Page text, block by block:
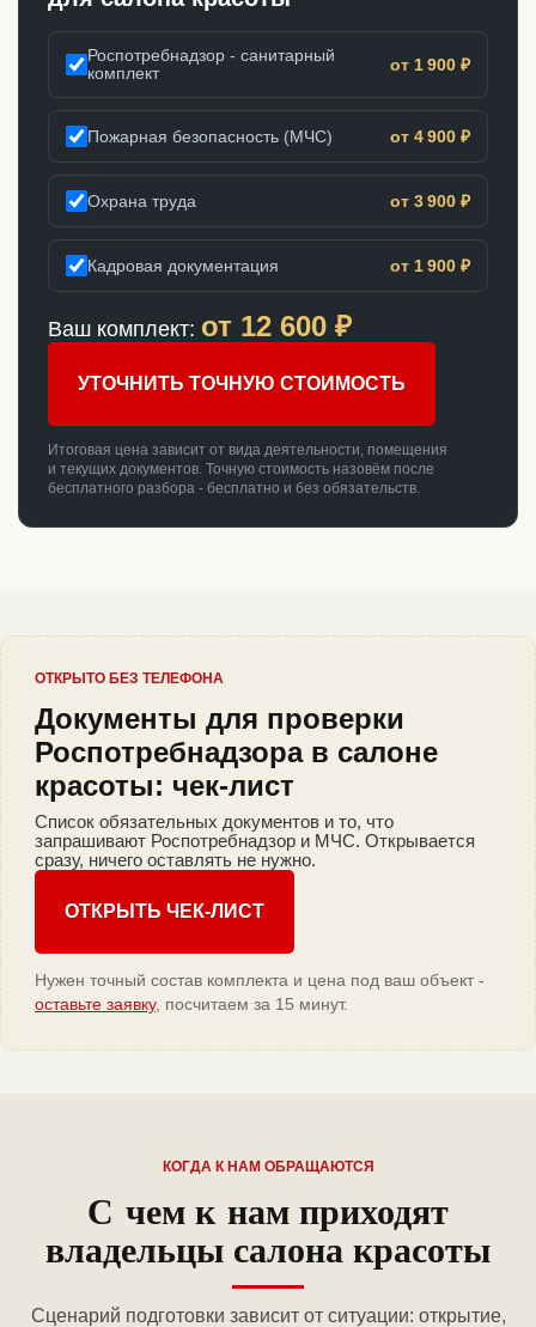
Роспотребнадзор - санитарный
комплект
от 1 900 ₽
Пожарная безопасность (МЧС) от 4 900 ₽
Охрана труда от 3 900 ₽
Кадровая документация от 1 900 ₽
Ваш комплект: от 12 600 ₽
УТОЧНИТЬ ТОЧНУЮ СТОИМОСТЬ
Итоговая цена зависит от вида деятельности, помещения
и текущих документов. Точную стоимость назовём после
бесплатного разбора - бесплатно и без обязательств.
ОТКРЫТО БЕЗ ТЕЛЕФОНА
Документы для проверки
Роспотребнадзора в салоне
красоты: чек-лист
Список обязательных документов и то, что
запрашивают Роспотребнадзор и МЧС. Открывается
сразу, ничего оставлять не нужно.
ОТКРЫТЬ ЧЕК-ЛИСТ
Нужен точный состав комплекта и цена под ваш объект -
оставьте заявку, посчитаем за 15 минут.
КОГДА К НАМ ОБРАЩАЮТСЯ
С чем к нам приходят
владельцы салона красоты
Сценарий подготовки зависит от ситуации: открытие,